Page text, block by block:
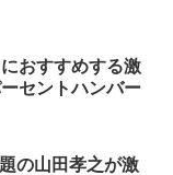
おすすめする激
セントハンバー
の山田孝之が激